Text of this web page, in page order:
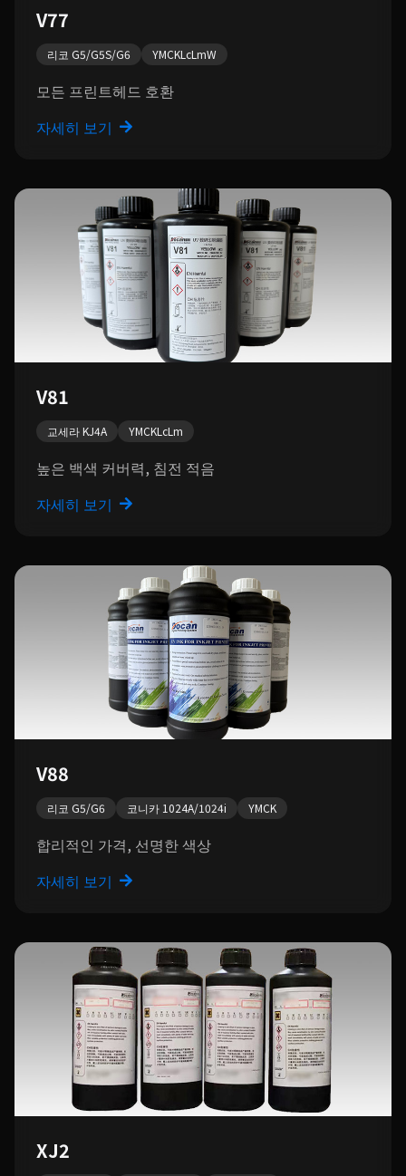
V77
리코 G5/G5S/G6 YMCKLcLmW
모든 프린트헤드 호환
자세히 보기
V81
교세라 KJ4A YMCKLcLm
높은 백색 커버력, 침전 적음
자세히 보기
V88
리코 G5/G6 코니카 1024A/1024i YMCK
합리적인 가격, 선명한 색상
자세히 보기
XJ2